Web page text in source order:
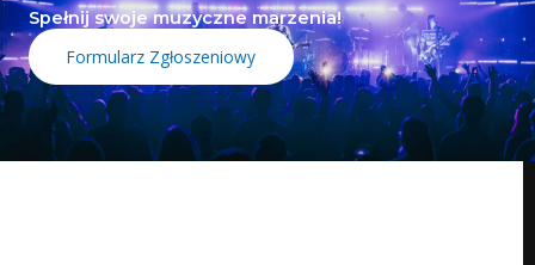
Spełnij swoje muzyczne marzenia!
Formularz Zgłoszeniowy